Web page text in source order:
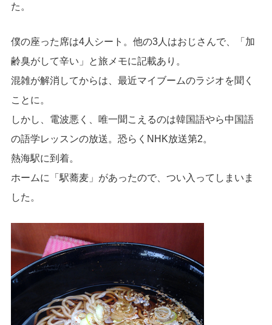
た。
僕の座った席は4人シート。他の3人はおじさんで、「加
齢臭がして辛い」と旅メモに記載あり。
混雑が解消してからは、最近マイブームのラジオを聞く
ことに。
しかし、電波悪く、唯一聞こえるのは韓国語やら中国語
の語学レッスンの放送。恐らくNHK放送第2。
熱海駅に到着。
ホームに「駅蕎麦」があったので、つい入ってしまいま
した。